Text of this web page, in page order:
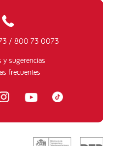
/ 800 73 0073
y sugerencias
frecuentes